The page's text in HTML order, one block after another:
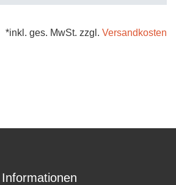
*inkl. ges. MwSt. zzgl. Versandkosten
Informationen